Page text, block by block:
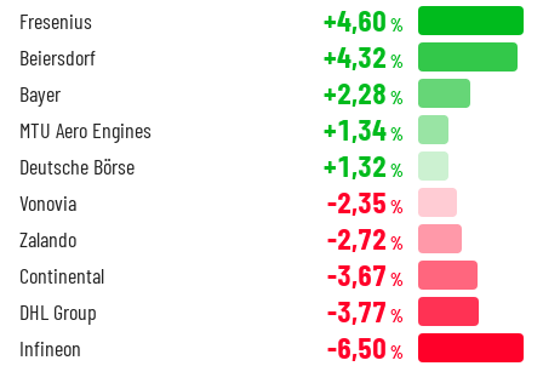
Fresenius +4,60 %
Beiersdorf +4,32 %
Bayer +2,28 %
MTU Aero Engines +1,34%
Deutsche Börse +1,32 %
Vonovia -2,35 %
Zalando -2,72 %
Continental -3,67 %
DHL Group -3,77 %
Infineon -6,50 %